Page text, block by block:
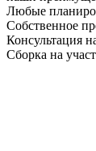
Любые
Собственное
Консультация
Сборка на